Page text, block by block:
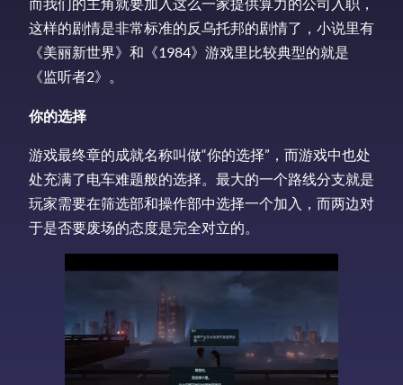
而我们的主角就要加入这么一家提供算力的公司入职，
这样的剧情是非常标准的反乌托邦的剧情了，小说里有
《美丽新世界》和《1984》游戏里比较典型的就是
《监听者2》。
你的选择
游戏最终章的成就名称叫做“你的选择”，而游戏中也处
处充满了电车难题般的选择。最大的一个路线分支就是
玩家需要在筛选部和操作部中选择一个加入，而两边对
于是否要废场的态度是完全对立的。